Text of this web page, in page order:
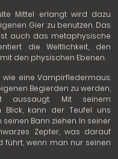
Mittel erlangt wird dazu
Gier zu benutzen. Das
auch das metaphysische
die Weltlichkeit, den
den physischen Ebenen.
wie eine Vampirfledermaus.
Begierden zu werden,
aussaugt. Mit seinem
Blick, kann der Teufel uns
Bann ziehen. In seiner
Zepter, was darauf
führt, wenn man nur seinen